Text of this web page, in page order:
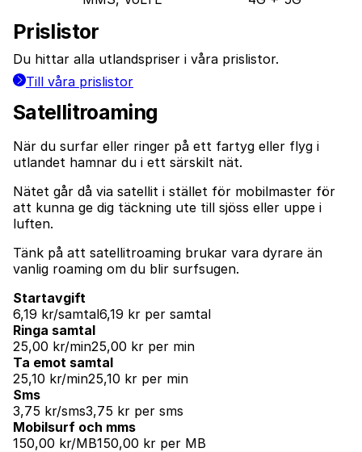
Prislistor
Du hittar alla utlandspriser i våra prislistor.
Till våra prislistor
Satellitroaming
När du surfar eller ringer på ett fartyg eller flyg i
utlandet hamnar du i ett särskilt nät.
Nätet går då via satellit i stället för mobilmaster för
att kunna ge dig täckning ute till sjöss eller uppe i
luften.
Tänk på att satellitroaming brukar vara dyrare än
vanlig roaming om du blir surfsugen.
Startavgift
6,19 kr/samtal6,19 kr per samtal
Ringa samtal
25,00 kr/min25,00 kr per min
Ta emot samtal
25,10 kr/min25,10 kr per min
Sms
3,75 kr/sms3,75 kr per sms
Mobilsurf och mms
150,00 kr/MB150,00 kr per MB